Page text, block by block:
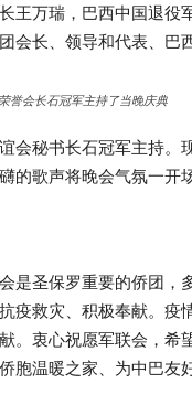
王万瑞，巴西中国退
会长、领导和代表、
誉会长石冠军主持了当晚庆典
会秘书长石冠军主持
的歌声将晚会气氛一开
是圣保罗重要的侨团
疫救灾、积极奉献。
。衷心祝愿军联会，
胞温暖之家、为中巴友